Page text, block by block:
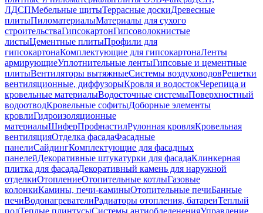
ЛДСПМебельные щитыТеррасные доскиДревесные
плитыПиломатериалыМатериалы для сухого
строительстваГипсокартонГипсоволокнистые
листыЦементные плитыПрофили для
гипсокартонаКомплектующие для гипсокартонаЛенты
армирующиеУплотнительные лентыГипсовые и цементные
плитыВентиляторы вытяжныеСистемы воздуховодовРешетки
вентиляционные, диффузорыКровля и водостокЧерепица и
кровельные материалыВодосточные системыПоверхностный
водоотводКровельные софитыДоборные элементы
кровлиГидроизоляционные
материалыШиферПрофнастилРулонная кровляКровельная
вентиляцияОтделка фасадаФасадные
панелиСайдингКомплектующие для фасадных
панелейДекоративные штукатурки для фасадаКлинкерная
плитка для фасадаДекоративный камень для наружной
отделкиОтоплениеОтопительные котлыГазовые
колонкиКамины, печи-каминыОтопительные печиБанные
печиВодонагревателиРадиаторы отопления, батареиТеплый
полТеплые плинтусыСистемы антиобледененияУправление